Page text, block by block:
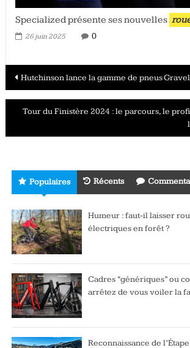
Specialized présente ses nouvelles
26 juin 2025 0
Navigation
des
articles
Hutchinson lance la gamme de pneus
Tour du Finistère 2024 : le parcours, le
Populaires Récents
Humeur : faut-il laisser
électriques en forêt ?
Cadres “génériques” ou
arrêtez de vous voiler la
Reconnaissance de